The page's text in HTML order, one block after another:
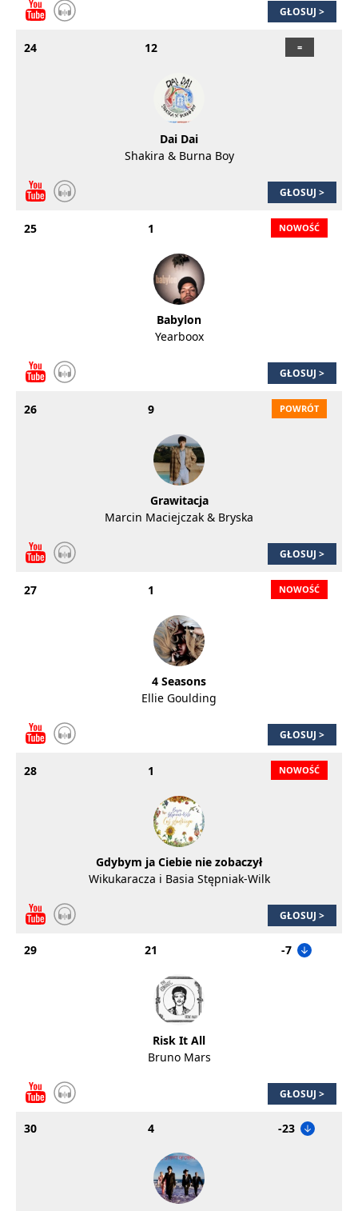
GŁOSUJ >
24 12
Dai Dai
Shakira & Burna Boy
GŁOSUJ >
25 1
Babylon
Yearboox
GŁOSUJ >
26 9
Grawitacja
Marcin Maciejczak & Bryska
GŁOSUJ >
27 1
4 Seasons
Ellie Goulding
GŁOSUJ >
28 1
Gdybym ja Ciebie nie zobaczył
Wikukaracza i Basia Stępniak-Wilk
GŁOSUJ >
29 21 -7
Risk It All
Bruno Mars
GŁOSUJ >
30 4 -23